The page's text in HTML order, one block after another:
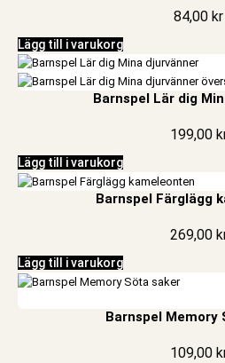
84,00 kr
Lägg till i varukorg
Barnspel Lär dig
199,00
Lägg till i varukorg
Barnspel Färglägg
269,00
Lägg till i varukorg
Barnspel Memory
109,00